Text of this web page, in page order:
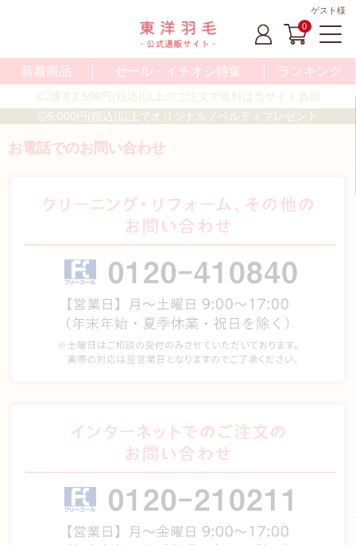
ゲスト様
0
新着商品 セール・イチオシ特集 ランキング
通常2,500円(税込)以上のご注文で送料は当サイト負担
5,000円(税込)以上でオリジナルノベルティプレゼント
お電話でのお問い合わせ